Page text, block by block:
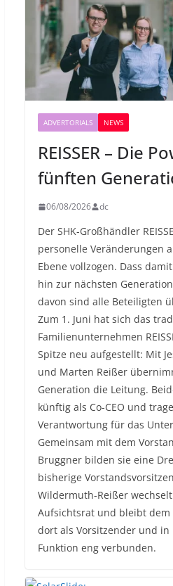
ADVERTORIALS NEWS
REISSER – Die
fünften
06/08/2026 dc
Der SHK-Großhändler
personelle Veränderungen
Ebene vollzogen. Dass
hin zur nächsten
davon sind alle Beteiligten
Zum 1. Juni hat sich das
Familienunternehmen
Spitze neu aufgestellt: Mit
und Marten Reißer
Generation die Leitung.
künftig als Co-CEO und
Verantwortung für das
Gemeinsam mit dem
Bruggner bilden sie eine
bisherige
Wildermuth-Reißer
Aufsichtsrat und bleibt dem
dort als Vorsitzender und
Funktion eng verbunden.